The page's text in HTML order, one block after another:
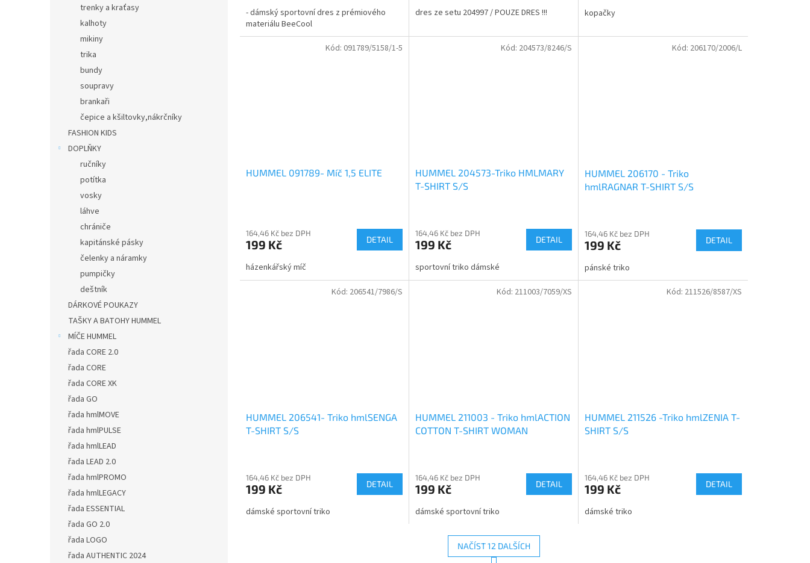
trenky a kraťasy
kalhoty
mikiny
trika
bundy
soupravy
brankaři
čepice a kšiltovky,nákrčníky
FASHION KIDS
DOPLŇKY
ručníky
potítka
vosky
láhve
chrániče
kapitánské pásky
čelenky a náramky
pumpičky
deštník
DÁRKOVÉ POUKAZY
TAŠKY A BATOHY HUMMEL
MÍČE HUMMEL
řada CORE 2.0
řada CORE
řada CORE XK
řada GO
řada hmlMOVE
řada hmlPULSE
řada hmlLEAD
řada LEAD 2.0
řada hmlPROMO
řada hmlLEGACY
řada ESSENTIAL
řada GO 2.0
řada LOGO
řada AUTHENTIC 2024
- dámský sportovní dres z prémiového
materiálu BeeCool
dres ze setu 204997 / POUZE DRES !!! kopačky
HUMMEL 091789- Míč 1,5 ELITE
164,46 Kč bez DPH
199 Kč DETAIL
házenkářský míč
Kód: 091789/5158/1-5
HUMMEL 204573-Triko HMLMARY
T-SHIRT S/S
164,46 Kč bez DPH
199 Kč DETAIL
sportovní triko dámské
Kód: 204573/8246/S
HUMMEL 206170 - Triko
hmlRAGNAR T-SHIRT S/S
164,46 Kč bez DPH
199 Kč DETAIL
pánské triko
Kód: 206170/2006/L
HUMMEL 206541- Triko hmlSENGA
T-SHIRT S/S
164,46 Kč bez DPH
199 Kč DETAIL
dámské sportovní triko
Kód: 206541/7986/S
HUMMEL 211003 - Triko hmlACTION
COTTON T-SHIRT WOMAN
164,46 Kč bez DPH
199 Kč DETAIL
dámské sportovní triko
Kód: 211003/7059/XS
HUMMEL 211526 -Triko hmlZENIA T-
SHIRT S/S
164,46 Kč bez DPH
199 Kč DETAIL
dámské triko
Kód: 211526/8587/XS
NAČÍST 12 DALŠÍCH